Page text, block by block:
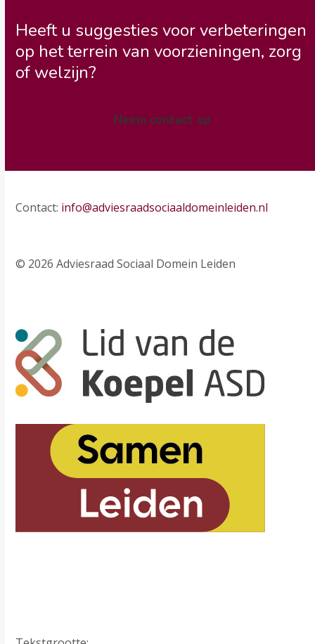
Heeft u suggesties voor verbeteringen
op het terrein van voorzieningen, zorg
of welzijn?
Neem contact op
Contact: info@adviesraadsociaaldomeinleiden.nl
© 2026 Adviesraad Sociaal Domein Leiden